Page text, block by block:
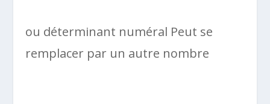
ou déterminant numéral Peut se
remplacer par un autre nombre